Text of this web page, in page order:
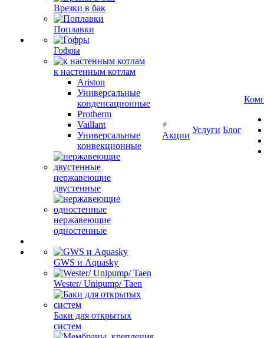
Врезки в бак
Поплавки
Гофры
к настенным котлам
Ariston
Универсальные
конденсационные
Protherm
Vaillant
Универсальные
конвекционные
нержавеющие
двустенные
нержавеющие
одностенные
GWS и Aquasky
Wester/ Unipump/ Taen
Баки для открытых
систем
Акции
Услуги Блог